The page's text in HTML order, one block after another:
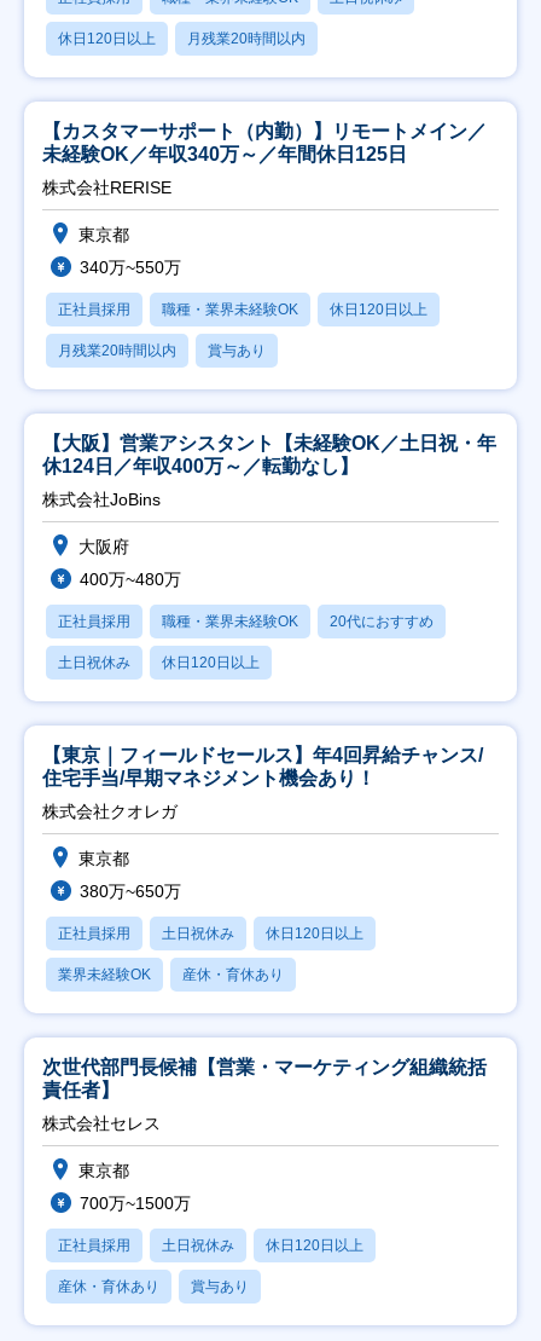
休日120日以上 月残業20時間以内
【カスタマーサポート（内勤）】リモートメイン／
未経験OK／年収340万～／年間休日125日
株式会社RERISE
東京都
340万~550万
正社員採用 職種・業界未経験OK 休日120日以上
月残業20時間以内 賞与あり
【大阪】営業アシスタント【未経験OK／土日祝・年
休124日／年収400万～／転勤なし】
株式会社JoBins
大阪府
400万~480万
正社員採用 職種・業界未経験OK 20代におすすめ
土日祝休み 休日120日以上
【東京｜フィールドセールス】年4回昇給チャンス/
住宅手当/早期マネジメント機会あり！
株式会社クオレガ
東京都
380万~650万
正社員採用 土日祝休み 休日120日以上
業界未経験OK 産休・育休あり
次世代部門長候補【営業・マーケティング組織統括
責任者】
株式会社セレス
東京都
700万~1500万
正社員採用 土日祝休み 休日120日以上
産休・育休あり 賞与あり